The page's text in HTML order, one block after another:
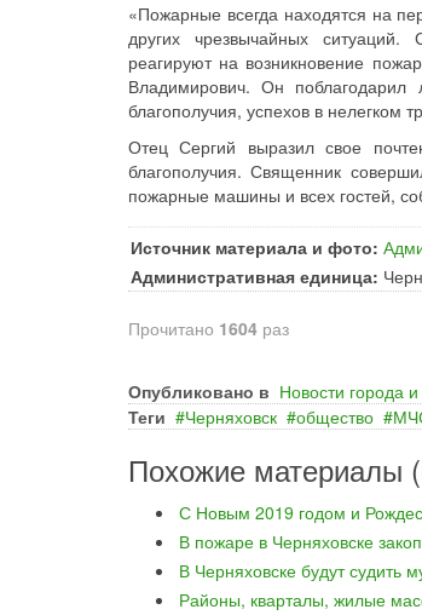
«Пожарные всегда находятся на
других чрезвычайных
реагируют на возникновение
Владимирович. Он поблагодарил
благополучия, успехов в нелегком
Отец Сергий выразил свое
благополучия. Священник
пожарные машины и всех гостей,
Источник материала и фото:
Административная единица:
Прочитано 1604 раз
Опубликовано в Новости города
Теги
Черняховск общество
Похожие материалы
С Новым 2019 годом и
В пожаре в Черняховске
В Черняховске будут судить
Районы, кварталы, жилые